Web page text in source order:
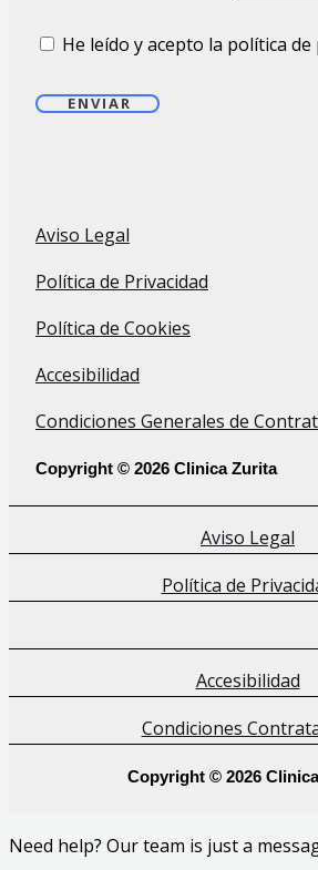
He leído y acepto la política de
ENVIAR
Aviso Legal
Política de Privacidad
Política de Cookies
Accesibilidad
Condiciones Generales de
Copyright © 2026 Clinica Zurita
Aviso Legal
Política de
Accesibilidad
Condiciones
Copyright © 2026
Need help? Our team is just a